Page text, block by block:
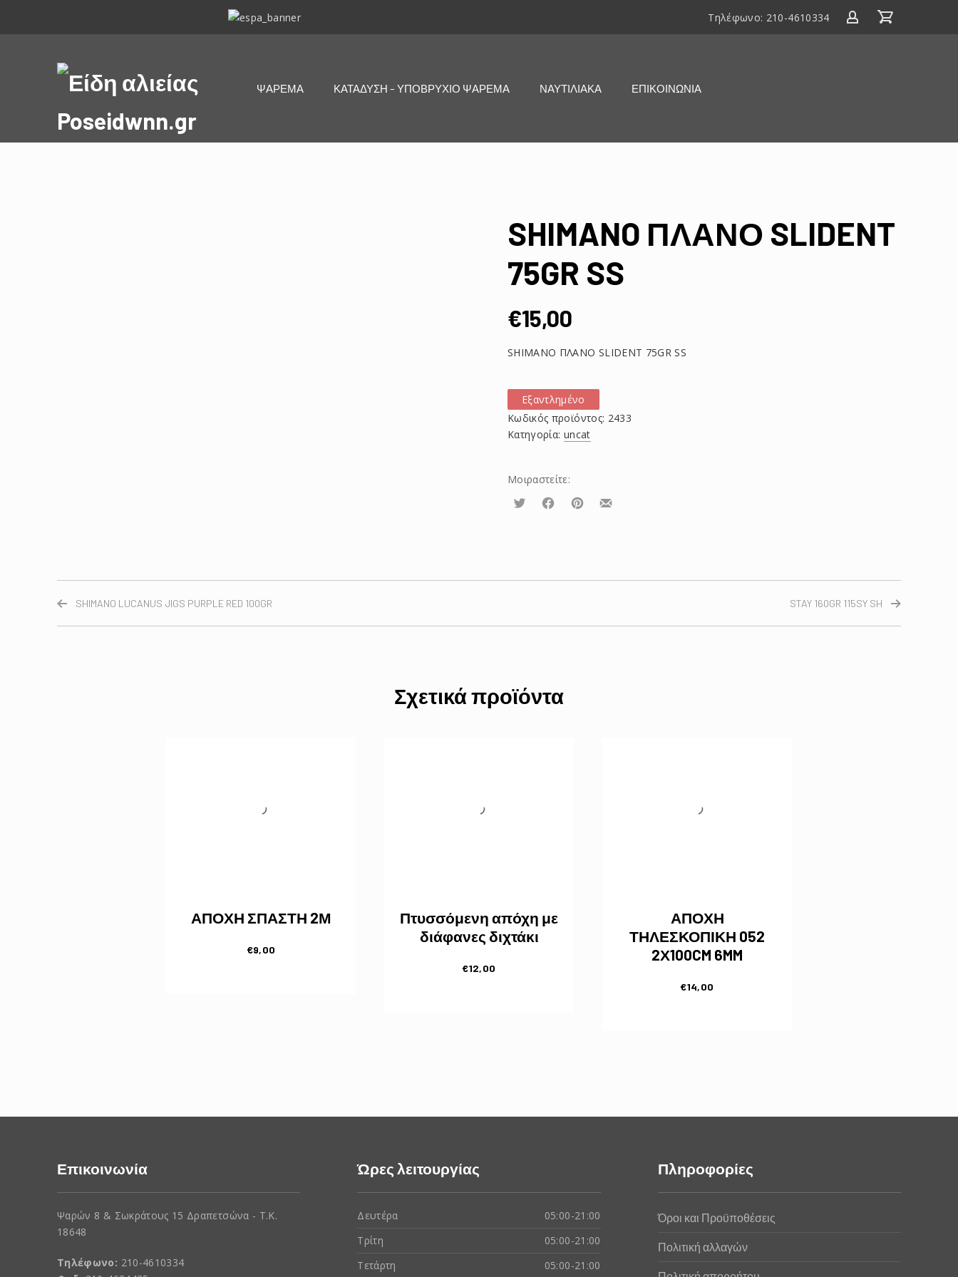
ΕΣΠΑ
Τηλέφωνο: 210-4610334
Είδη
αλιείας
ΨΑΡΕΜΑ ΚΑΤΑΔΥΣΗ – ΥΠΟΒΡΥΧΙΟ ΨΑΡΕΜΑ ΝΑΥΤΙΛΙΑΚΑ ΕΠΙΚΟΙΝΩΝΙΑ
SHIMANO ΠΛΑΝΟ SLIDENT
75GR SS
€15,00
SHIMANO ΠΛΑΝΟ SLIDENT 75GR SS
Εξαντλημένο
Κωδικός προϊόντος: 2433
Κατηγορία: uncat
Μοιραστείτε:
Τουίτα ΜοιραστείτεΜοιραστείτεΜοιραστείτε
SHIMANO LUCANUS JIGS PURPLE RED 100GR STAY 160GR 115SY SH
Σχετικά προϊόντα
ΑΠΟΧΗ ΣΠΑΣΤΗ 2Μ
€9,00
Πτυσσόμενη απόχη με
διάφανες διχτάκι
€12,00
ΑΠΟΧΗ
ΤΗΛΕΣΚΟΠΙΚΗ 052
2Χ100CM 6MM
€14,00
Επικοινωνία
Ψαρών 8 & Σωκράτους 15 Δραπετσώνα - Τ.Κ.
18648
Τηλέφωνο: 210-4610334
Ώρες λειτουργίας
Δευτέρα
05:00-21:00
Τρίτη
05:00-21:00
Τετάρτη
05:00-21:00
Πληροφορίες
Όροι και Προϋποθέσεις
Πολιτική αλλαγών